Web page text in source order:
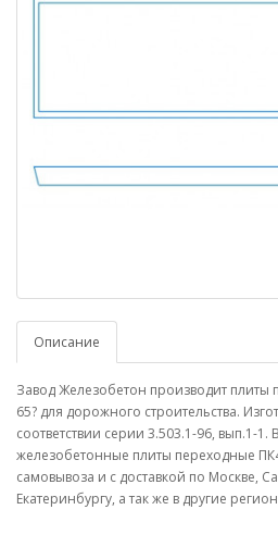
Описание
Завод Железобетон производит плиты
65? для дорожного строительства.
соответствии серии 3.503.1-96, вып.1-1.
железобетонные плиты переходные
самовывоза и с доставкой по Москве,
Екатеринбургу, а так же в другие